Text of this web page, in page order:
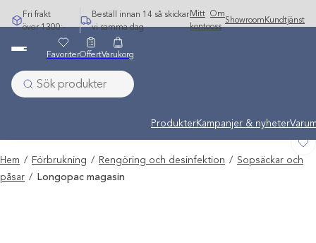
Hoppa
till
Fri frakt
över 1300:-
Beställ innan 14 så skickar
vi samma dag
Mitt
konto
Om
oss
Showroom Kundtjänst
Undermeny stängd: Varumärken
ProdukterKampanjer & nyheter
FavoriterOffertVarukorg
Hem / Förbrukning / Rengöring och desinfektion / Sopsäckar och
påsar / Longopac magasin